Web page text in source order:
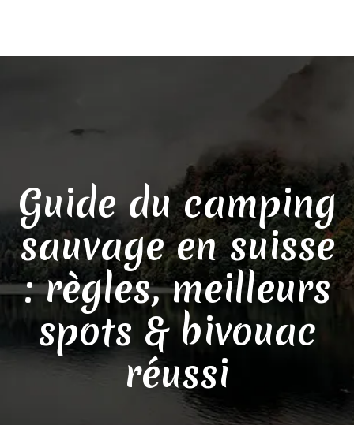
Guide du camping
sauvage en suisse
: règles, meilleurs
spots & bivouac
réussi